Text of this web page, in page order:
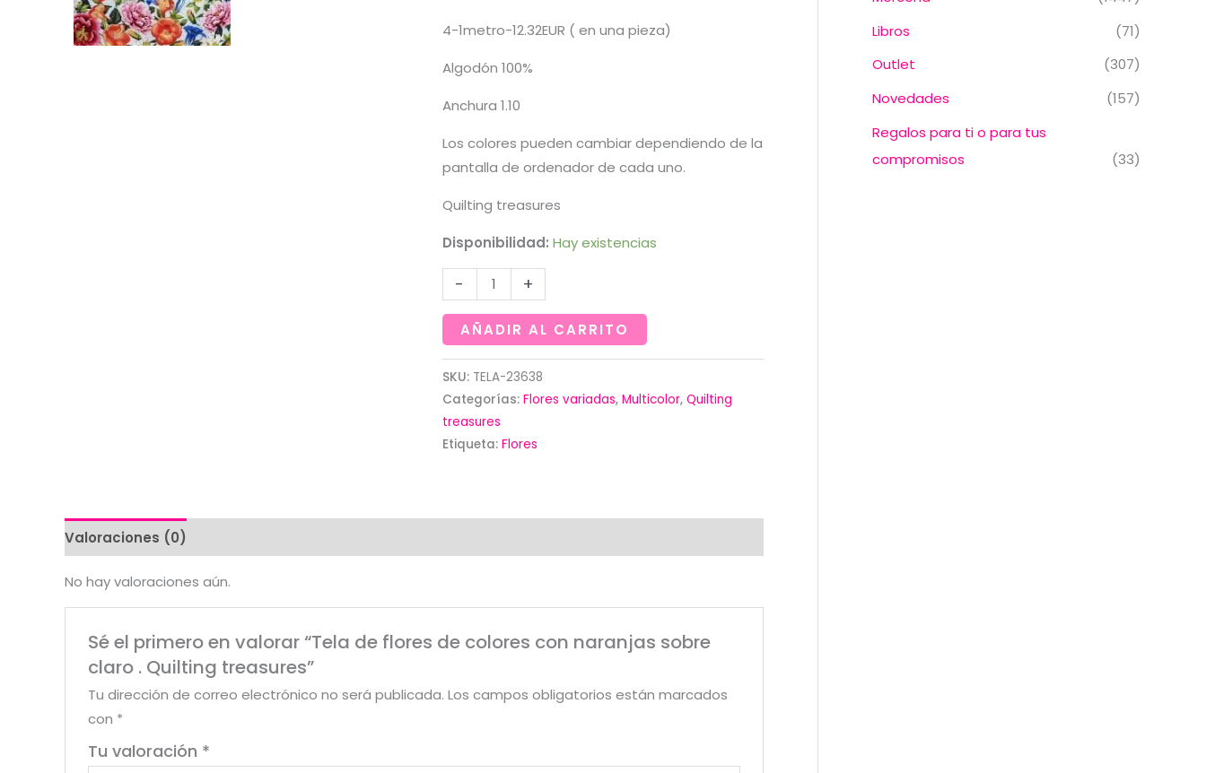
4-1metro-12.32EUR ( en una pieza)
Algodón 100%
Anchura 1.10
Los colores pueden cambiar dependiendo de la
pantalla de ordenador de cada uno.
Quilting treasures
Disponibilidad: Hay existencias
-
Tela
de
flores
de
colores
con
naranjas
sobre
Quilting
+
AÑADIR AL CARRITO
SKU: TELA-23638
Categorías: Flores variadas, Multicolor, Quilting
treasures
Etiqueta: Flores
Valoraciones (0)
No hay valoraciones aún.
Sé el primero en valorar “Tela de flores de colores con naranjas sobre
claro . Quilting treasures”
Tu dirección de correo electrónico no será publicada. Los campos obligatorios están marcados
con *
Tu valoración *
Libros
(71)
Outlet
(307)
Novedades
(157)
Regalos para ti o para tus
compromisos
(33)